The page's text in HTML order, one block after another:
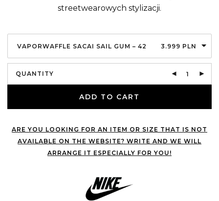
streetwearowych stylizacji.
VAPORWAFFLE SACAI SAIL GUM – 42 3.999 PLN
QUANTITY
ADD TO CART
ARE YOU LOOKING FOR AN ITEM OR SIZE THAT IS NOT
AVAILABLE ON THE WEBSITE? WRITE AND WE WILL
ARRANGE IT ESPECIALLY FOR YOU!